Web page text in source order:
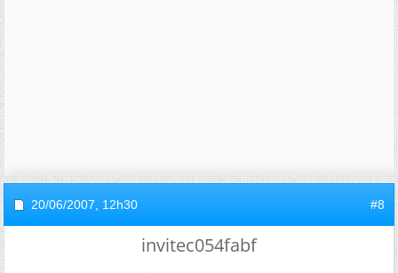
20/06/2007, 12h30 #8
invitec054fabf